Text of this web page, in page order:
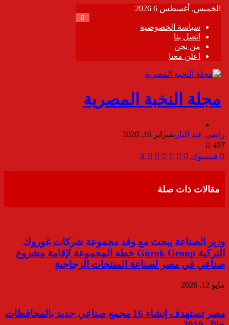
راضي عبد الباريفبراير 16, 2020
497
فيسبوك
‫X
واتساب
تيلقرامڤايبر
مشاركة
مقالات ذات صلة
وزير الصناعة يبحث مع وفد مجموعة شركات غوروك
التركية Gürok Group خطة المجموعة لإقامة مشروع
صناعي في مصر لصناعة المنتجات الزجاجية
مايو 12, 2026
مصر تستهدف إنشاء 16 مجمع صناعي جديد بالمحافظات